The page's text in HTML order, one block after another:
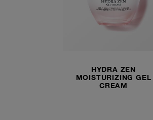
HYDRA ZEN
MOISTURIZING GEL
CREAM